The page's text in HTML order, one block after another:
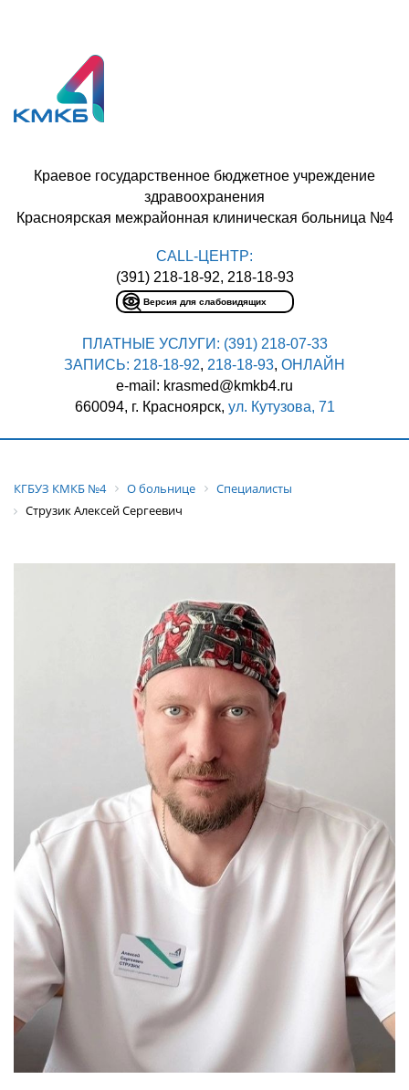
CALL-ЦЕНТР:
(391) 218-18-92, 218-18-93
Версия для слабовидящих
Краевое государственное бюджетное учреждение
здравоохранения
Красноярская межрайонная клиническая больница №4
ПЛАТНЫЕ УСЛУГИ: (391) 218-07-33
ЗАПИСЬ: 218-18-92, 218-18-93, ОНЛАЙН
e-mail: krasmed@kmkb4.ru
660094, г. Красноярск, ул. Кутузова, 71
КГБУЗ КМКБ №4 О больнице
Специалисты
Струзик Алексей Сергеевич